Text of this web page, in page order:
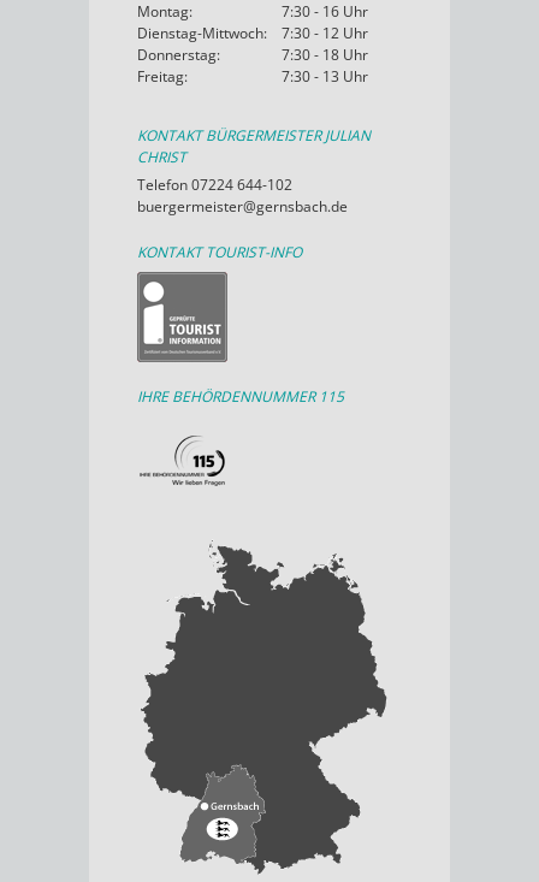
Montag:
7:30 - 16 Uhr
Dienstag-Mittwoch:
7:30 - 12 Uhr
Donnerstag:
7:30 - 18 Uhr
Freitag:
7:30 - 13 Uhr
KONTAKT BÜRGERMEISTER JULIAN
CHRIST
Telefon 07224 644-102
buergermeister@gernsbach.de
KONTAKT TOURIST-INFO
IHRE BEHÖRDENNUMMER 115